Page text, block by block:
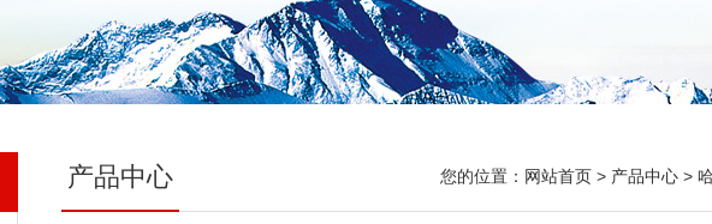
产品中心 您的位置： 网站首页 > 产品中心 >